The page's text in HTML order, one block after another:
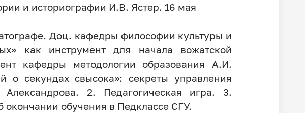
и историографии И.В. Ястер. 16 мая
Доц. кафедры философии культуры и
как инструмент для начала вожатской
кафедры методологии образования А.И.
секундах свысока»: секреты управления
2. Педагогическая игра. 3.
обучения в Педклассе СГУ.